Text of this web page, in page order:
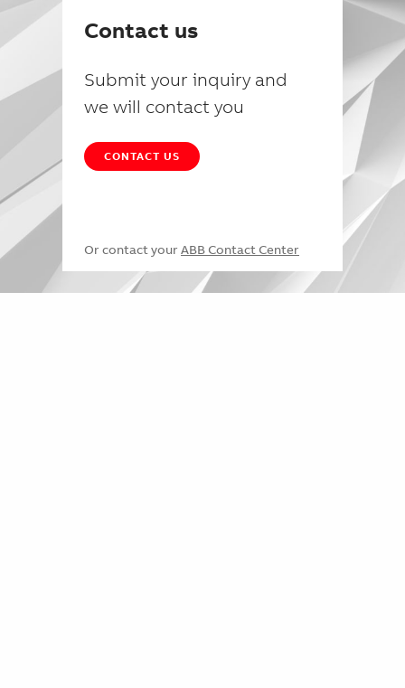
Contact us
Submit your inquiry and
we will contact you
CONTACT US
Or contact your ABB Contact Center